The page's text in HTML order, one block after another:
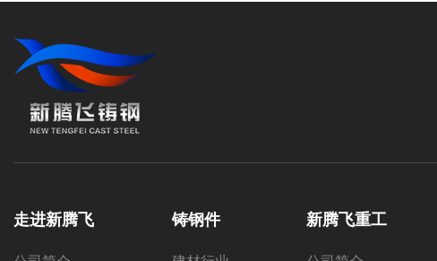
走进新腾飞 铸钢件 新腾飞重工